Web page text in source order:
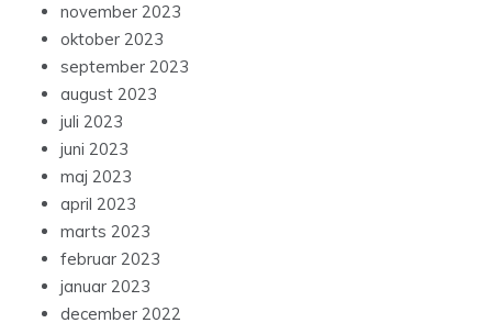
november 2023
oktober 2023
september 2023
august 2023
juli 2023
juni 2023
maj 2023
april 2023
marts 2023
februar 2023
januar 2023
december 2022